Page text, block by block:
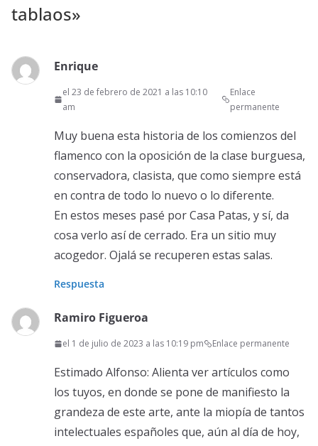
tablaos»
Enrique
el 23 de febrero de 2021 a las 10:10
am
Enlace
permanente
Muy buena esta historia de los comienzos del
flamenco con la oposición de la clase burguesa,
conservadora, clasista, que como siempre está
en contra de todo lo nuevo o lo diferente.
En estos meses pasé por Casa Patas, y sí, da
cosa verlo así de cerrado. Era un sitio muy
acogedor. Ojalá se recuperen estas salas.
Respuesta
Ramiro Figueroa
el 1 de julio de 2023 a las 10:19 pm Enlace permanente
Estimado Alfonso: Alienta ver artículos como
los tuyos, en donde se pone de manifiesto la
grandeza de este arte, ante la miopía de tantos
intelectuales españoles que, aún al día de hoy,